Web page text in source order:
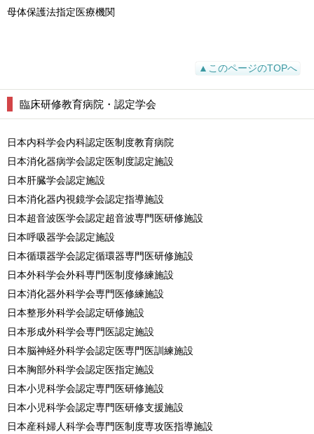
母体保護法指定医療機関
▲このページのTOPへ
臨床研修教育病院・認定学会
日本内科学会内科認定医制度教育病院
日本消化器病学会認定医制度認定施設
日本肝臓学会認定施設
日本消化器内視鏡学会認定指導施設
日本超音波医学会認定超音波専門医研修施設
日本呼吸器学会認定施設
日本循環器学会認定循環器専門医研修施設
日本外科学会外科専門医制度修練施設
日本消化器外科学会専門医修練施設
日本整形外科学会認定研修施設
日本形成外科学会専門医認定施設
日本脳神経外科学会認定医専門医訓練施設
日本胸部外科学会認定医指定施設
日本小児科学会認定専門医研修施設
日本小児科学会認定専門医研修支援施設
日本産科婦人科学会専門医制度専攻医指導施設